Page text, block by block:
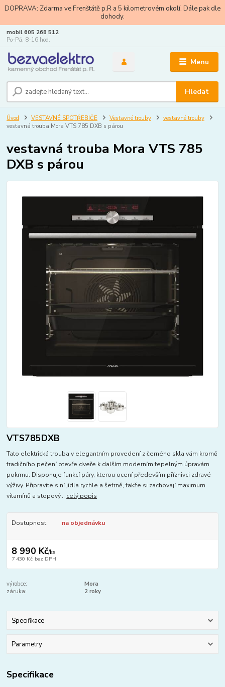
DOPRAVA: Zdarma ve Frenštátě p.R a 5 kilometrovém okolí. Dále pak dle
dohody.
Menu
Hledat
mobil 605 268 512
Po-Pá, 8-16 hod.
Úvod VESTAVNÉ SPOTŘEBIČE Vestavné trouby
vestavné trouby
vestavná trouba Mora VTS 785 DXB s párou
vestavná trouba Mora VTS 785
DXB s párou
VTS785DXB
Tato elektrická trouba v elegantním provedení z černého skla vám kromě
tradičního pečení otevře dveře k dalším moderním tepelným úpravám
pokrmu. Disponuje funkcí páry, kterou ocení především příznivci zdravé
výživy. Připravíte s ní jídla rychle a šetrně, takže si zachovají maximum
vitamínů a stopový... celý popis
Dostupnost na objednávku
8 990 Kč/ks
7 430 Kč bez DPH
výrobce:
Mora
záruka:
2 roky
Specifikace
Parametry
Specifikace